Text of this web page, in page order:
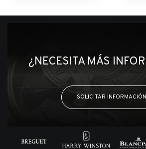
¿NECESITA MÁS
SOLICITAR INFORMACIÓN